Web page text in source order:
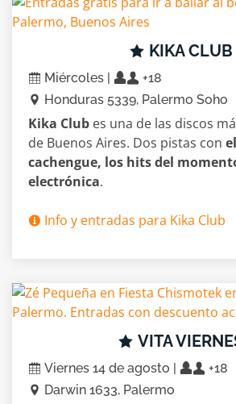
KIKA CLUB
Miércoles |
+18
Honduras 5339, Palermo Soho
Kika Club es una de las discos
de Buenos Aires. Dos pistas con
cachengue, los hits del
electrónica.
Info y entradas para Kika Club
VITA
Viernes 14 de agosto |
+18
Darwin 1633, Palermo